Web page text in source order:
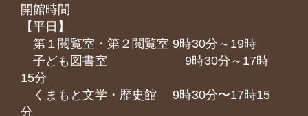
開館時間
【平日】
第１閲覧室・第２閲覧室 9時30分～19時
子ども図書室 9時30分～17時
15分
くまもと⽂学・歴史館 9時30分〜17時15
分